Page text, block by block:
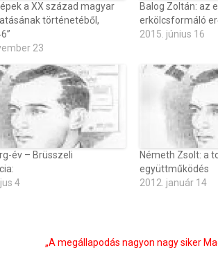
a XX század magyar
történetéből,
23
Balog Zoltán: az
erkölcsformáló
2015. június 16
év – Brüsszeli
4
Németh Zsolt: a
együttműködés
2012. január 14
„A megállapodás nagyon nagy siker